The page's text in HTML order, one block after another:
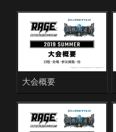
大会概要